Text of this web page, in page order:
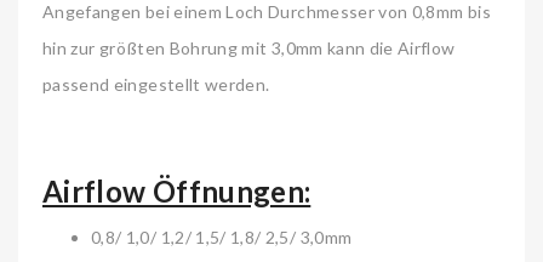
Angefangen bei einem Loch Durchmesser von 0,8mm bis
hin zur größten Bohrung mit 3,0mm kann die Airflow
passend eingestellt werden.
Airflow Öffnungen:
0,8/ 1,0/ 1,2/ 1,5/ 1,8/ 2,5/ 3,0mm